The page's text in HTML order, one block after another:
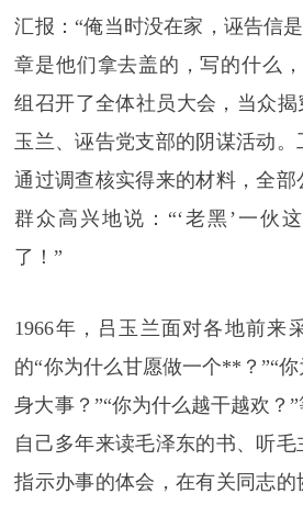
汇报：“俺当时没在家，诬告信
章是他们拿去盖的，写的什么
组召开了全体社员大会，当众揭
玉兰、诬告党支部的阴谋活动
通过调查核实得来的材料，全
群众高兴地说：“‘老黑’一伙
了！”
1966年，吕玉兰面对各地前来
的“你为什么甘愿做一个**？”“
身大事？”“你为什么越干越欢？
自己多年来读毛泽东的书、听
指示办事的体会，在有关同志